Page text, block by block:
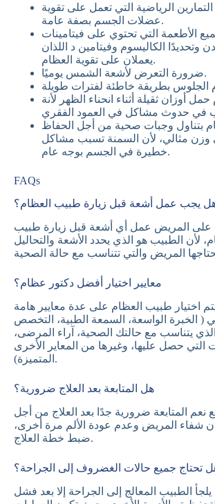
الرياضية التي تعمل على تقوية
عضلات الجسم بصفة عامة.
الأطعمة التي تحتوي على فيتامينات
وتحديدًا الكاليسوم وفيتامين د اللذان
يعملان على تقوية العظام.
ضرورة التعرض لأشعة الشمس يوميًا.
أوزان ثقيلة أثناء انحناء الظهر لأنة
بتناول وجبات صحية من أجل الحفاظ
وزن مثالي، لأن السمنة تسبب مشاكل
خطيرة في الجسم بوجه عام.
FAQs
يجب عمل أشعة قبل زيارة طبيب العظام؟
على المريض عمل أي أشعة قبل زيارة طبيب
لأن الطبيب هو الذي يحدد الأشعة والتحاليل
معايير اختيار أفضل دكتور عظام؟
يتم اختيار طبيب العظام على عدة معايير هامة
( الخبرة الواسعة، السمعة الطبية، التخصص
الذي يتناسب مع حالتك الصحية، آراء المرضى،
التي حصل عليها، وغيرها من المعاير الأخرى
المتميزة).
هل المتابعة بعد العلاج ضرورية؟
نعم المتابعة ضرورية جدًا بعد العلاج من أجل
شفاء المريض وعدم عودة الألم مرة أخرى،
ضبط خطة العلاج.
تحتاج جميع حالات الغضروف إلى الجراحة؟
يلجأ الطبيب المعالج إلى الجراحة إلا بعد فشل